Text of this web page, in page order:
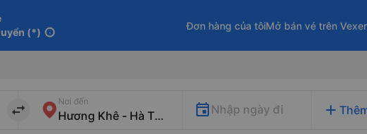
(*) info
Đơn hàng của tôiMở bán vé trên
import_export
Nơi đến
Nhập ngày đi add